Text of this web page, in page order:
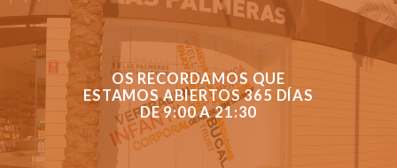
OS RECORDAMOS QUE
ESTAMOS ABIERTOS 365 DÍAS
DE 9:00 A 21:30